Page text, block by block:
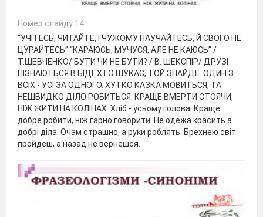
Номер слайду 14
“УЧІТЕСЬ, ЧИТАЙТЕ, І ЧУЖОМУ НАУЧАЙТЕСЬ, Й СВОГО НЕ
ЦУРАЙТЕСЬ” “КАРАЮСЬ, МУЧУСЯ, АЛЕ НЕ КАЮСЬ” /
Т.ШЕВЧЕНКО/ БУТИ ЧИ НЕ БУТИ? / В. ШЕКСПІР/ ДРУЗІ
ПІЗНАЮТЬСЯ В БІДІ. ХТО ШУКАЄ, ТОЙ ЗНАЙДЕ. ОДИН З
ВСІХ - УСІ ЗА ОДНОГО. ХУТКО КАЗКА МОВИТЬСЯ, ТА
НЕШВИДКО ДІЛО РОБИТЬСЯ. КРАЩЕ ВМЕРТИ СТОЯЧИ,
НІЖ ЖИТИ НА КОЛІНАХ. Хліб - усьому голова. Краще
добре робити, ніж гарно говорити. Не одежа красить а
добрі діла. Очам страшно, а руки роблять. Брехнею світ
пройдеш, а назад не вернешся.